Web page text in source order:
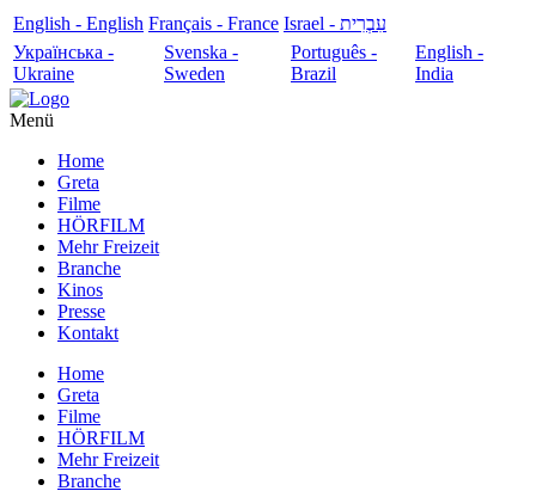
English - English Français - France
עִבְרִית - Israel
Українська -
Ukraine
Svenska -
Sweden
Português -
Brazil
English -
India
Menü
Home
Greta
Filme
HÖRFILM
Mehr Freizeit
Branche
Kinos
Presse
Kontakt
Home
Greta
Filme
HÖRFILM
Mehr Freizeit
Branche